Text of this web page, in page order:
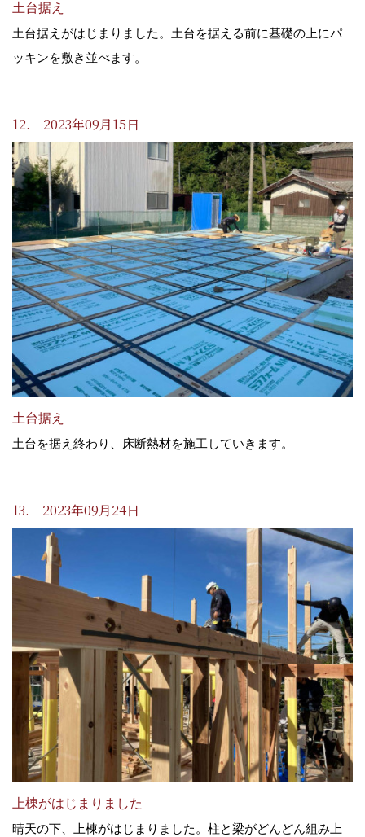
土台据え
土台据えがはじまりました。土台を据える前に基礎の上にパ
ッキンを敷き並べます。
12. 2023年09月15日
土台据え
土台を据え終わり、床断熱材を施工していきます。
13. 2023年09月24日
上棟がはじまりました
晴天の下、上棟がはじまりました。柱と梁がどんどん組み上